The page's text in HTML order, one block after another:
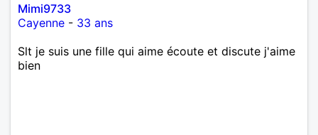
Mimi9733
Cayenne - 33 ans
Slt je suis une fille qui aime écoute et discute j'aime
bien